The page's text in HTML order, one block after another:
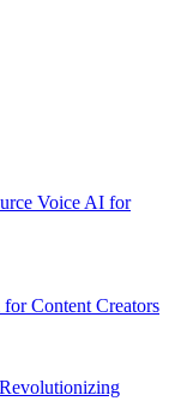
Voice AI for
Content Creators